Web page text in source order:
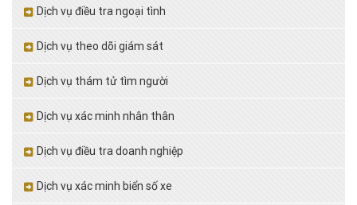
Dịch vụ điều tra ngoại tình
Dịch vụ theo dõi giám sát
Dịch vụ thám tử tìm người
Dịch vụ xác minh nhân thân
Dịch vụ điều tra doanh nghiệp
Dịch vụ xác minh biển số xe